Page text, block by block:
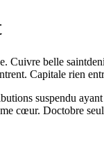
Cuivre belle
Capitale rien
suspendu
cœur. Doctobre